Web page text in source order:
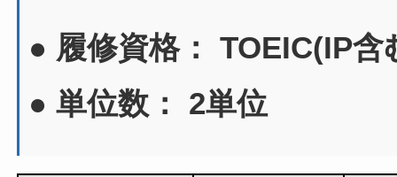
● 履修資格： TOEIC(IP含
● 単位数： 2単位